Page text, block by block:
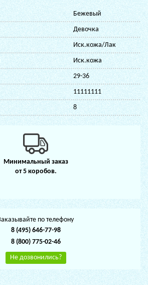
Бежевый
Девочка
Иск.кожа/Лак
Иск.кожа
29-36
11111111
8
Минимальный заказ
от 5 коробов.
по телефону
8 (495) 646-77-98
8 (800) 775-02-46
Не дозвонились?